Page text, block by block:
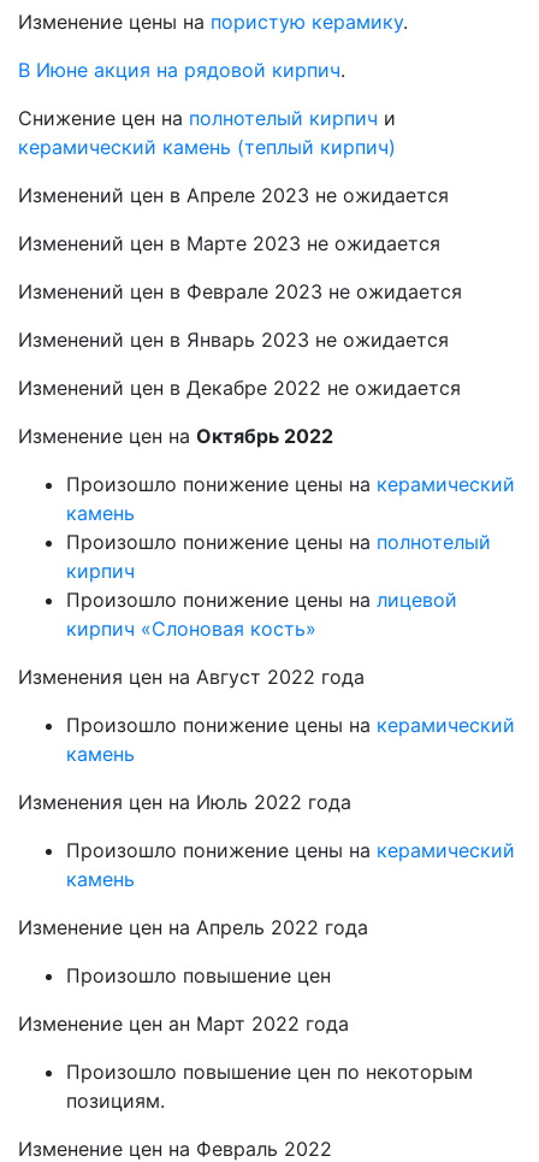
Изменение цены на пористую керамику.
В Июне акция на рядовой кирпич.
Снижение цен на полнотелый кирпич и
керамический камень (теплый кирпич)
Изменений цен в Апреле 2023 не ожидается
Изменений цен в Марте 2023 не ожидается
Изменений цен в Феврале 2023 не ожидается
Изменений цен в Январь 2023 не ожидается
Изменений цен в Декабре 2022 не ожидается
Изменение цен на Октябрь 2022
Произошло понижение цены на керамический
камень
Произошло понижение цены на полнотелый
кирпич
Произошло понижение цены на лицевой
кирпич «Слоновая кость»
Изменения цен на Август 2022 года
Произошло понижение цены на керамический
камень
Изменения цен на Июль 2022 года
Произошло понижение цены на керамический
камень
Изменение цен на Апрель 2022 года
Произошло повышение цен
Изменение цен ан Март 2022 года
Произошло повышение цен по некоторым
позициям.
Изменение цен на Февраль 2022